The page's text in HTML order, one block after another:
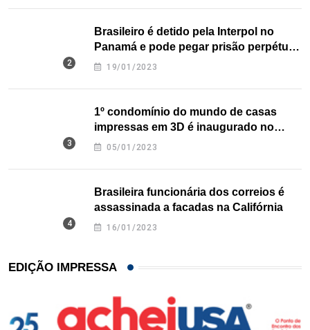
Brasileiro é detido pela Interpol no
Panamá e pode pegar prisão perpétua
nos EUA
19/01/2023
1º condomínio do mundo de casas
impressas em 3D é inaugurado no
Texas
05/01/2023
Brasileira funcionária dos correios é
assassinada a facadas na Califórnia
16/01/2023
EDIÇÃO IMPRESSA